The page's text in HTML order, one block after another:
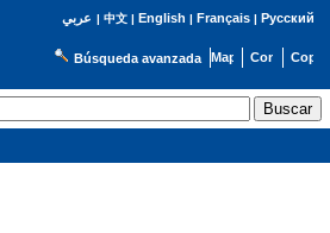
عربي | 中文| English | Français| Русский
Búsqueda avanzada